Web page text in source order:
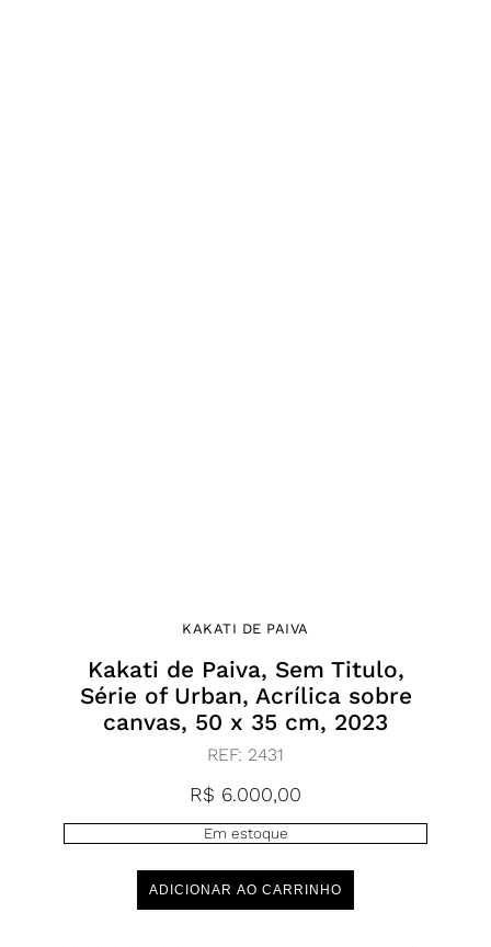
KAKATI DE PAIVA
Kakati de Paiva, Sem Titulo,
Série of Urban, Acrílica sobre
canvas, 50 x 35 cm, 2023
REF: 2431
R$ 6.000,00
Em estoque
ADICIONAR AO CARRINHO